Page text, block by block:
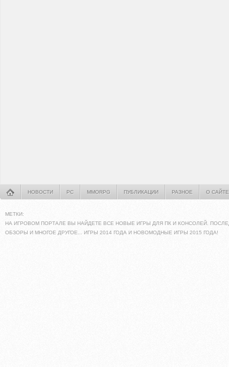
НОВОСТИ PC MMORPG ПУБЛИКАЦИИ РАЗНОЕ О САЙТЕ
МЕТКИ:
НА ИГРОВОМ ПОРТАЛЕ ВЫ НАЙДЕТЕ ВСЕ НОВЫЕ ИГРЫ ДЛЯ ПК И КОНСОЛЕЙ.
ОБЗОРЫ И МНОГОЕ ДРУГОЕ... ИГРЫ 2014 ГОДА И НОВОМОДНЫЕ ИГРЫ 2015 ГОДА!